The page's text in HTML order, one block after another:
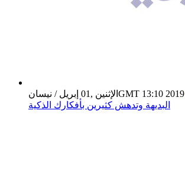
الإثنين ,01 إبريل / نيسانGMT 13:10 2019
البديهة وتدهش كثيرين بأفكارك الذكية